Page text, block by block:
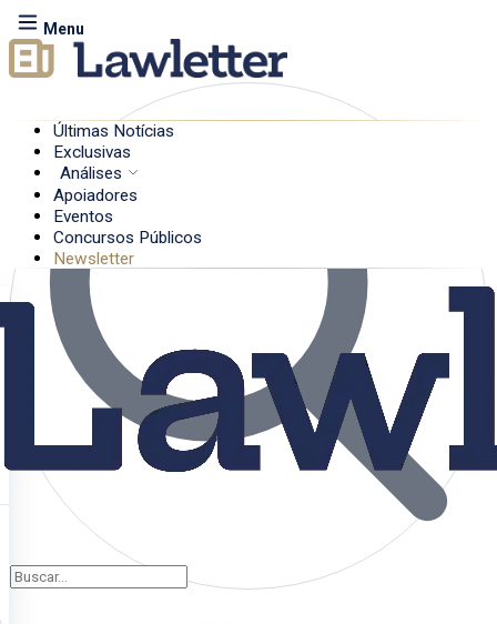
Menu
Últimas Notícias
Exclusivas
Análises
Apoiadores
Eventos
Concursos Públicos
Newsletter